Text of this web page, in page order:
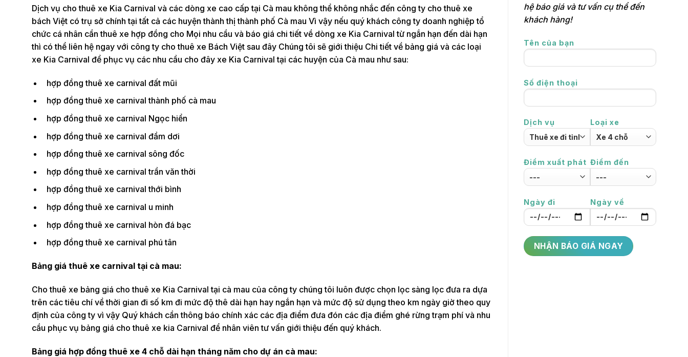
Dịch vụ cho thuê xe Kia Carnival và các dòng xe cao cấp tại Cà mau không thể không nhắc đến công ty cho thuê xe
bách Việt có trụ sở chính tại tất cả các huyện thành thị thành phố Cà mau Vì vậy nếu quý khách công ty doanh nghiệp tổ
chức cá nhân cần thuê xe hợp đồng cho Mọi nhu cầu và báo giá chi tiết về dòng xe Kia Carnival từ ngắn hạn đến dài hạn
thì có thể liên hệ ngay với công ty cho thuê xe Bách Việt sau đây Chúng tôi sẽ giới thiệu Chi tiết về bảng giá và các loại
xe Kia Carnival để phục vụ các nhu cầu cho đây xe Kia Carnival tại các huyện của Cà mau như sau:
hợp đồng thuê xe carnival đất mũi
hợp đồng thuê xe carnival thành phố cà mau
hợp đồng thuê xe carnival Ngọc hiển
hợp đồng thuê xe carnival đầm dơi
hợp đồng thuê xe carnival sông đốc
hợp đồng thuê xe carnival trần văn thời
hợp đồng thuê xe carnival thới bình
hợp đồng thuê xe carnival u minh
hợp đồng thuê xe carnival hòn đá bạc
hợp đồng thuê xe carnival phú tân
Bảng giá thuê xe carnival tại cà mau:
Cho thuê xe bảng giá cho thuê xe Kia Carnival tại cà mau của công ty chúng tôi luôn được chọn lọc sàng lọc đưa ra dựa
trên các tiêu chí về thời gian đi số km đi mức độ thê dài hạn hay ngắn hạn và mức độ sử dụng theo km ngày giờ theo quy
định của công ty vì vậy Quý khách cần thông báo chính xác các địa điểm đưa đón các địa điểm ghé rừng trạm phí và nhu
cầu phục vụ bảng giá cho thuê xe kia Carnival để nhân viên tư vấn giới thiệu đến quý khách.
Bảng giá hợp đồng thuê xe 4 chỗ dài hạn tháng năm cho dự án cà mau:
hệ báo giá và tư vấn cụ thể đến
khách hàng!
Tên của bạn
Số điện thoại
Dịch vụ Loại xe
Điểm xuất phát Điểm đến
Ngày đi Ngày về